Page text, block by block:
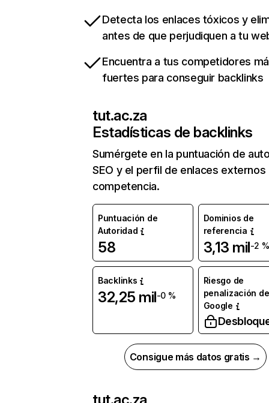
Detecta los enlaces tóxicos y
antes de que perjudiquen a tu
Encuentra a tus competidores
fuertes para conseguir backlinks
tut.ac.za
Estadísticas de backlinks
Sumérgete en la puntuación de
SEO y el perfil de enlaces externos
competencia.
Puntuación de
Autoridad
58
Dominios de
referencia
3,13 mil-2 %
Backlinks
32,25 mil-0 %
Riesgo de
penalización de
Google
Consigue más datos gratis →